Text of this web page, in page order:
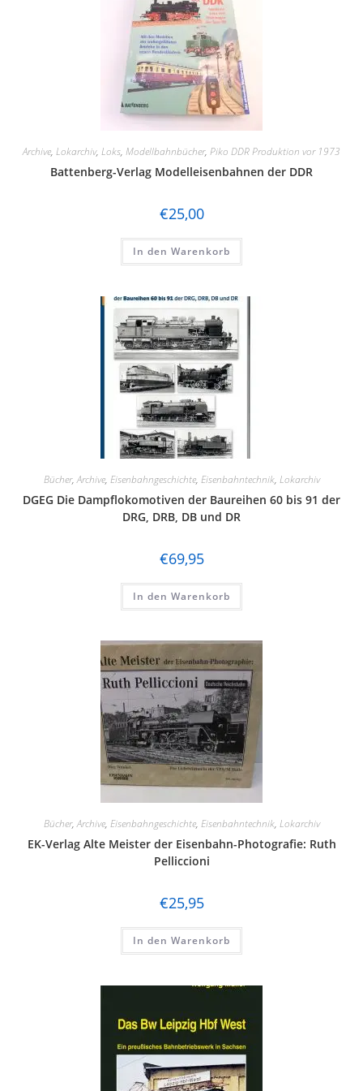
Hornby
Lorenz
luetke modellarchitektur
Modellbahn Union
Prefo / Schicht
Preiser
Revell
Archive, Lokarchiv, Loks, Modellbahnbücher, Piko DDR Produktion vor 1973
Battenberg-Verlag Modelleisenbahnen der DDR
€25,00
In den Warenkorb
Bücher,Archive, Eisenbahngeschichte, Eisenbahntechnik, Lokarchiv
DGEG Die Dampflokomotiven der Baureihen 60 bis 91 der
DRG, DRB, DB und DR
€69,95
In den Warenkorb
Bücher,Archive, Eisenbahngeschichte, Eisenbahntechnik, Lokarchiv
EK-Verlag Alte Meister der Eisenbahn-Photografie: Ruth
Pelliccioni
€25,95
In den Warenkorb